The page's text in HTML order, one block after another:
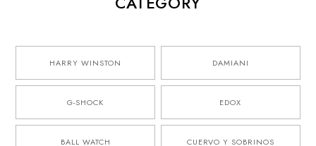
HARRY WINSTON DAMIANI
G-SHOCK EDOX
BALL WATCH CUERVO Y SOBRINOS